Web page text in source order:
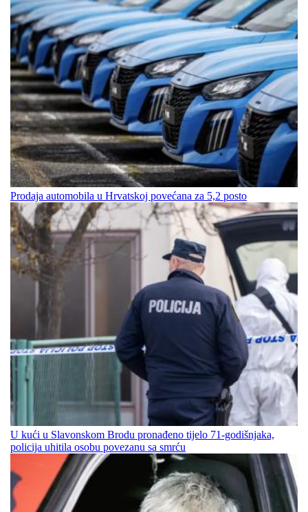
Prodaja automobila u Hrvatskoj povećana za 5,2 posto
U kući u Slavonskom Brodu pronađeno tijelo 71-godišnjaka,
policija uhitila osobu povezanu sa smrću